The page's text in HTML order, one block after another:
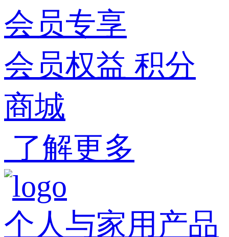
会员专享
会员权益 积分
商城
了解更多
个人与家用产品